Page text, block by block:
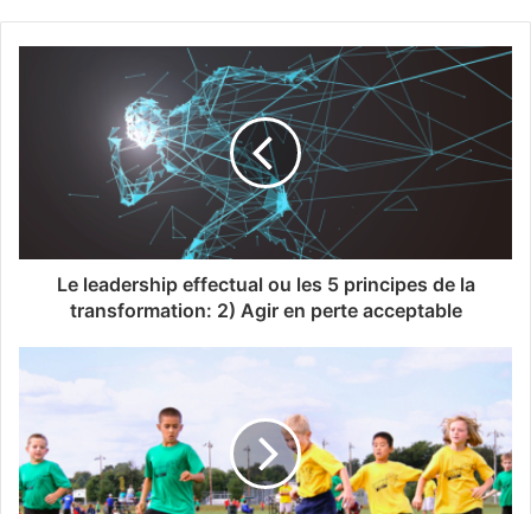
Le leadership effectual ou les 5 principes de la
transformation: 2) Agir en perte acceptable